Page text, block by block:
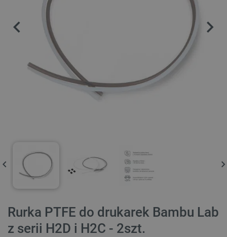
Rurka PTFE do drukarek Bambu Lab
z serii H2D i H2C - 2szt.